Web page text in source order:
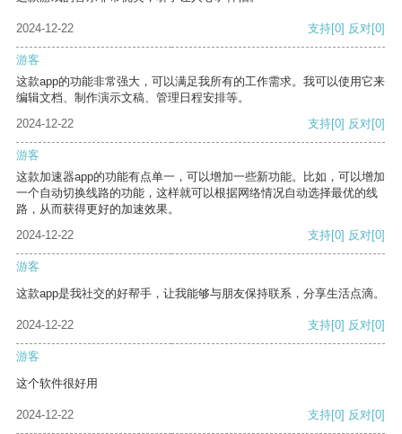
2024-12-22 支持[0] 反对[0]
游客
这款app的功能非常强大，可以满足我所有的工作需求。我可以使用它来
编辑文档、制作演示文稿、管理日程安排等。
2024-12-22
支持[0] 反对[0]
游客
这款加速器app的功能有点单一，可以增加一些新功能。比如，可以增加
一个自动切换线路的功能，这样就可以根据网络情况自动选择最优的线
路，从而获得更好的加速效果。
2024-12-22
支持[0] 反对[0]
游客
这款app是我社交的好帮手，让我能够与朋友保持联系，分享生活点滴。
2024-12-22 支持[0] 反对[0]
游客
这个软件很好用
2024-12-22 支持[0] 反对[0]